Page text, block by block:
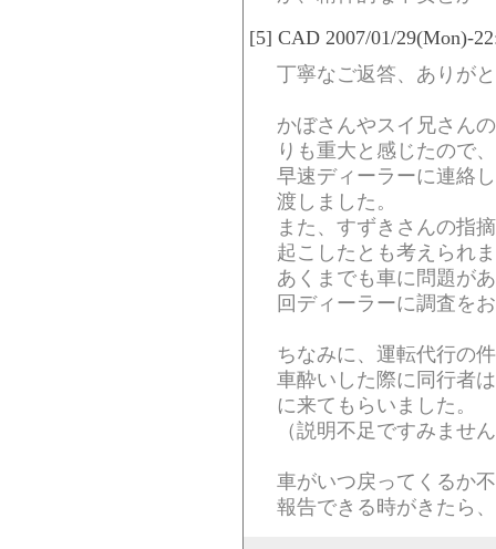
[5] CAD 2007/01/29(Mon)-
丁寧なご返答、ありが
かぼさんやスイ兄さん
りも重大と感じたので、
早速ディーラーに連絡
渡しました。
また、すずきさんの指
起こしたとも考えられ
あくまでも車に問題が
回ディーラーに調査を
ちなみに、運転代行の
車酔いした際に同行者
に来てもらいました。
（説明不足ですみませ
車がいつ戻ってくるか
報告できる時がきたら